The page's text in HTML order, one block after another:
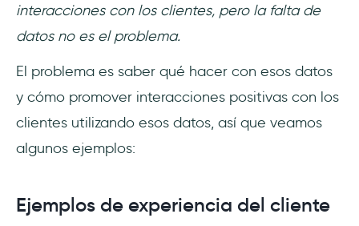
interacciones con los clientes, pero la falta de
datos no es el problema.
El problema es saber qué hacer con esos datos
y cómo promover interacciones positivas con los
clientes utilizando esos datos, así que veamos
algunos ejemplos:
Ejemplos de experiencia del cliente